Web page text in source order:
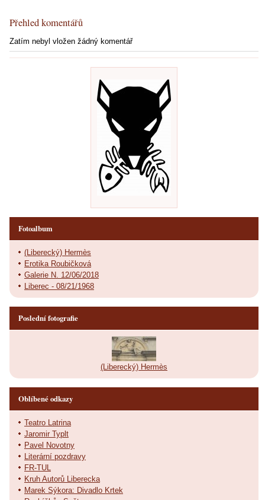
Přehled komentářů
Zatím nebyl vložen žádný komentář
Fotoalbum
(Liberecký) Hermès
Erotika Roubičková
Galerie N. 12/06/2018
Liberec - 08/21/1968
Poslední fotografie
(Liberecký) Hermès
Oblíbené odkazy
Teatro Latrina
Jaromir Typlt
Pavel Novotny
Literární pozdravy
FR-TUL
Kruh Autorů Liberecka
Marek Sýkora: Divadlo Krtek